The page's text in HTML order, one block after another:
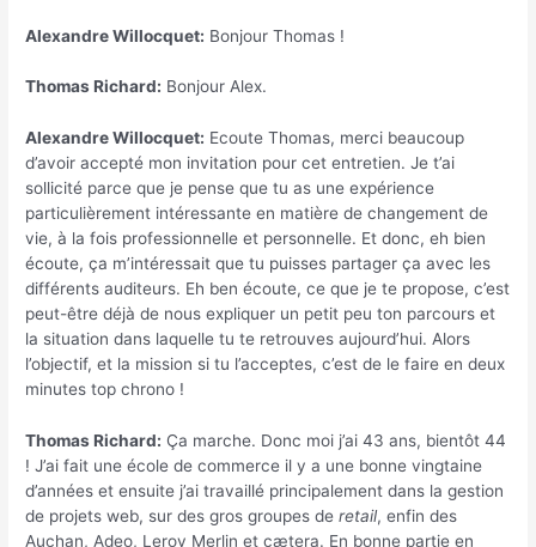
Alexandre Willocquet: Bonjour Thomas !
Thomas Richard: Bonjour Alex.
Alexandre Willocquet: Ecoute Thomas, merci beaucoup
d’avoir accepté mon invitation pour cet entretien. Je t’ai
sollicité parce que je pense que tu as une expérience
particulièrement intéressante en matière de changement de
vie, à la fois professionnelle et personnelle. Et donc, eh bien
écoute, ça m’intéressait que tu puisses partager ça avec les
différents auditeurs. Eh ben écoute, ce que je te propose, c’est
peut-être déjà de nous expliquer un petit peu ton parcours et
la situation dans laquelle tu te retrouves aujourd’hui. Alors
l’objectif, et la mission si tu l’acceptes, c’est de le faire en deux
minutes top chrono !
Thomas Richard: Ça marche. Donc moi j’ai 43 ans, bientôt 44
! J’ai fait une école de commerce il y a une bonne vingtaine
d’années et ensuite j’ai travaillé principalement dans la gestion
de projets web, sur des gros groupes deretail, enfin des
Auchan, Adeo, Leroy Merlin et cætera. En bonne partie en